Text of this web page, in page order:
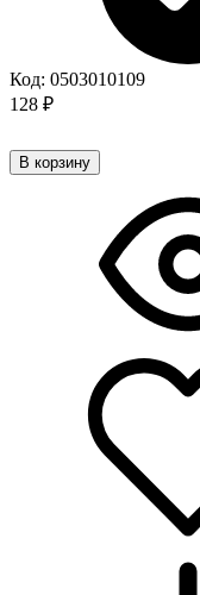
Код: 0503010109
128 ₽
В корзину